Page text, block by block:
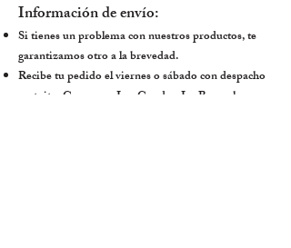
Información de envío:
Si tienes un problema con nuestros productos, te
garantizamos otro a la brevedad.
Recibe tu pedido el viernes o sábado con despacho
gratuito. Comunas: Las Condes, Lo Barnechea,